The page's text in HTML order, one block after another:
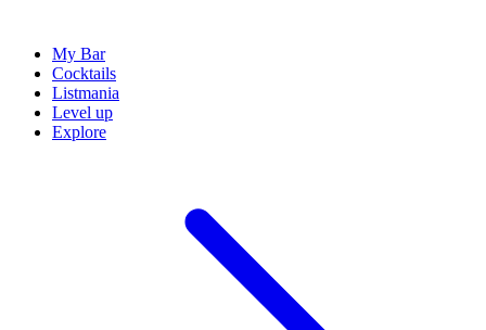
My Bar
Cocktails
Listmania
Level up
Explore